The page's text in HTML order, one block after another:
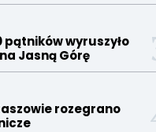
pątników wyruszyło
Jasną Górę
rozegrano